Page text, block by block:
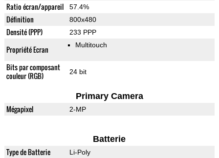
Ratio écran/appareil 57.4%
Définition 800x480
Densité (PPP) 233 PPP
Propriété Ecran Multitouch
Bits par composant
couleur (RGB)
24 bit
Primary Camera
Mégapixel 2-MP
Batterie
Type de Batterie Li-Poly